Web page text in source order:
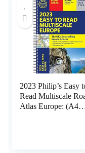
2023 Philip’s Easy
Read Multiscale
Atlas Europe: (A4